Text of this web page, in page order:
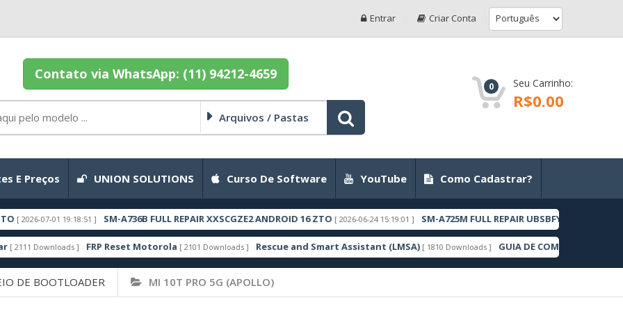
Entrar Criar Conta
Contato via WhatsApp: (11) 94212-4659
Arquivos / Pastas
0 Seu Carrinho:
R$0.00
E Preços UNION SOLUTIONS Curso De Software YouTube Como Cadastrar?
07-01 19:18:51 ] SM-A736B FULL REPAIR XXSCGZE2 ANDROID 16 ZTO [ 2026-06-24 15:19:01 ] SM-A725M FULL REPAIR UBSBFYC1 ANDROID 11
Downloads ] FRP Reset Motorola [ 2101 Downloads ] Rescue and Smart Assistant (LMSA) [ 1810 Downloads ] GUIA DE COMO DESBLOQUEAR
DE BOOTLOADER MI 10T PRO 5G (APOLLO)